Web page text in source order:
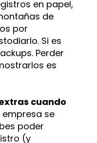
en papel,
de
por
Si es
Perder
es
cuando
empresa se
poder
(y